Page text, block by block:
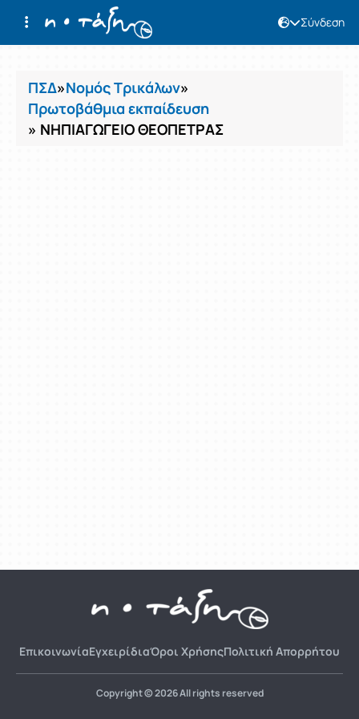
Σύνδεση
Μαθήματα
ΠΣΔ»Νομός Τρικάλων»
Πρωτοβάθμια εκπαίδευση
» ΝΗΠΙΑΓΩΓΕΙΟ ΘΕΟΠΕΤΡΑΣ
ΕπικοινωνίαΕγχειρίδιαΌροι ΧρήσηςΠολιτική Απορρήτου
Copyright © 2026 All rights reserved